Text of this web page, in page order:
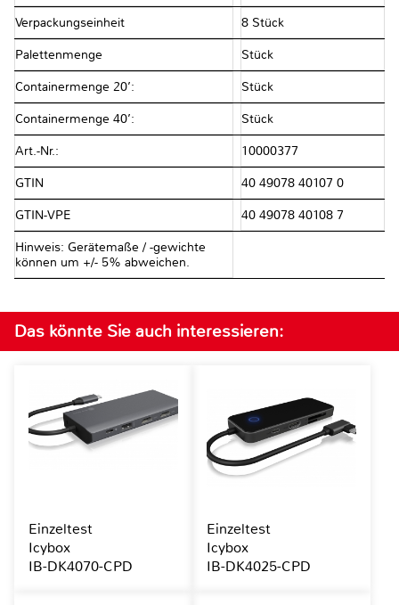
Verpackungseinheit 8 Stück
Palettenmenge Stück
Containermenge 20’: Stück
Containermenge 40’: Stück
Art.-Nr.: 10000377
GTIN 40 49078 40107 0
GTIN-VPE 40 49078 40108 7
Hinweis: Gerätemaße / -gewichte
können um +/- 5% abweichen.
Das könnte Sie auch interessieren:
Einzeltest
Icybox
IB-DK4070-CPD
Einzeltest
Icybox
IB-DK4025-CPD